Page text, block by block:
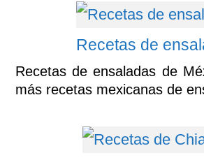
Recetas de
Recetas de ensaladas de
más recetas mexicanas de